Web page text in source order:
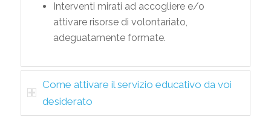
Interventi mirati ad accogliere e/o
attivare risorse di volontariato,
adeguatamente formate.
Come attivare il servizio educativo da voi
desiderato